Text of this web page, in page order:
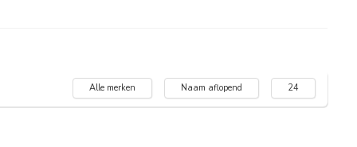
Alle merken Naam aflopend 24